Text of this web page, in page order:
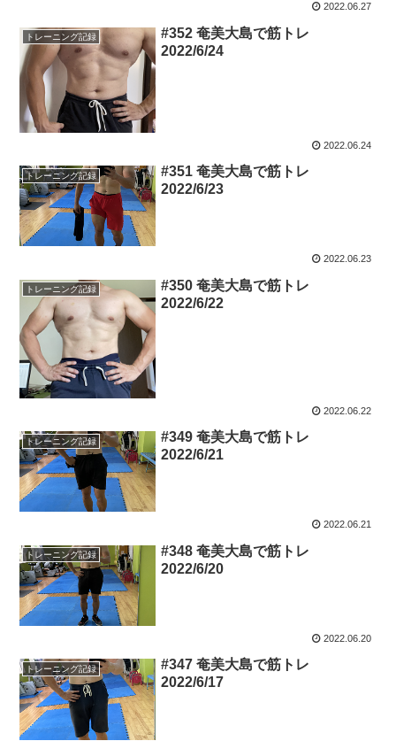
2022.06.27
トレーニング記録
#352 奄美大島で筋トレ
2022/6/24
2022.06.24
トレーニング記録
#351 奄美大島で筋トレ
2022/6/23
2022.06.23
トレーニング記録
#350 奄美大島で筋トレ
2022/6/22
2022.06.22
トレーニング記録
#349 奄美大島で筋トレ
2022/6/21
2022.06.21
トレーニング記録
#348 奄美大島で筋トレ
2022/6/20
2022.06.20
トレーニング記録
#347 奄美大島で筋トレ
2022/6/17